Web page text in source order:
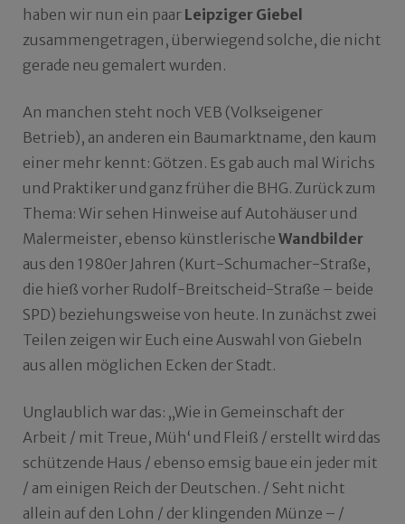
haben wir nun ein paar Leipziger Giebel
zusammengetragen, überwiegend solche, die nicht
gerade neu gemalert wurden.
An manchen steht noch VEB (Volkseigener
Betrieb), an anderen ein Baumarktname, den kaum
einer mehr kennt: Götzen. Es gab auch mal Wirichs
und Praktiker und ganz früher die BHG. Zurück zum
Thema: Wir sehen Hinweise auf Autohäuser und
Malermeister, ebenso künstlerische Wandbilder
aus den 1980er Jahren (Kurt-Schumacher-Straße,
die hieß vorher Rudolf-Breitscheid-Straße – beide
SPD) beziehungsweise von heute. In zunächst zwei
Teilen zeigen wir Euch eine Auswahl von Giebeln
aus allen möglichen Ecken der Stadt.
Unglaublich war das: „Wie in Gemeinschaft der
Arbeit / mit Treue, Müh‘ und Fleiß / erstellt wird das
schützende Haus / ebenso emsig baue ein jeder mit
/ am einigen Reich der Deutschen. / Seht nicht
allein auf den Lohn / der klingenden Münze – /